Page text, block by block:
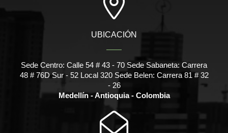
UBICACIÓN
Sede Centro: Calle 54 # 43 - 70 Sede Sabaneta: Carrera
48 # 76D Sur - 52 Local 320 Sede Belen: Carrera 81 # 32
- 26
Medellín - Antioquia - Colombia